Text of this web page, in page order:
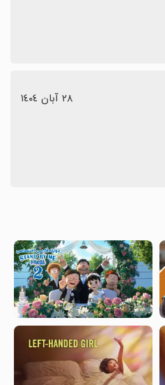
٢٨ آبان ١٤٠٤